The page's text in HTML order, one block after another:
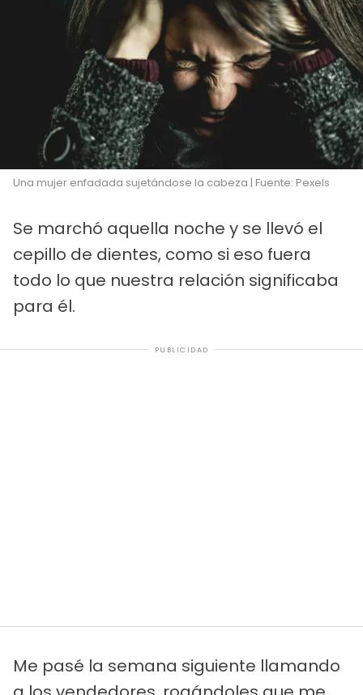
Una mujer enfadada sujetándose la cabeza | Fuente: Pexels
Se marchó aquella noche y se llevó el
cepillo de dientes, como si eso fuera
todo lo que nuestra relación significaba
para él.
PUBLICIDAD
Me pasé la semana siguiente llamando